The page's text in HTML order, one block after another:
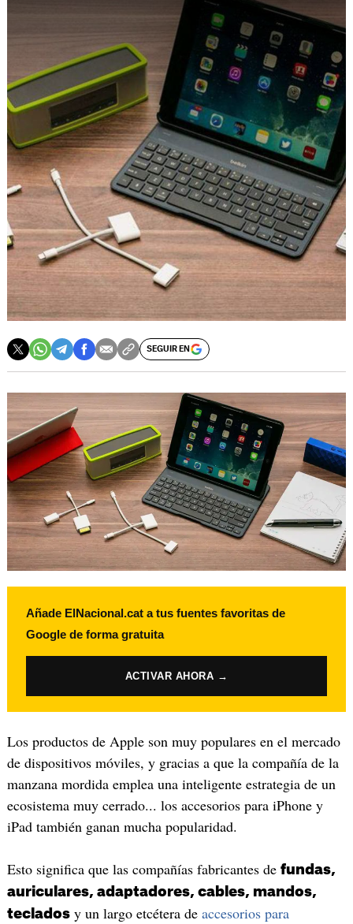
SEGUIR EN
Añade ElNacional.cat a tus fuentes favoritas de
Google de forma gratuita
ACTIVAR AHORA →
Los productos de Apple son muy populares en el mercado
de dispositivos móviles, y gracias a que la compañía de la
manzana mordida emplea una inteligente estrategia de un
ecosistema muy cerrado... los accesorios para iPhone y
iPad también ganan mucha popularidad.
Esto significa que las compañías fabricantes de fundas,
auriculares, adaptadores, cables, mandos,
tecladosy un largo etcétera de accesorios para